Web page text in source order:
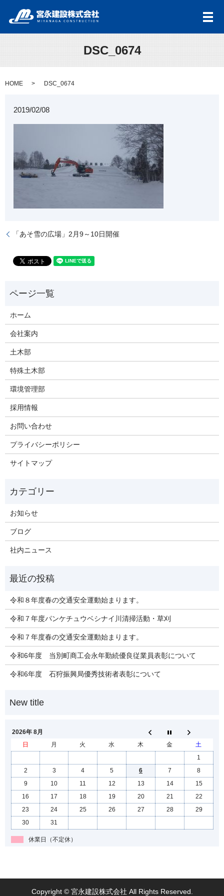
メ
DSC_0674
HOME DSC_0674
2019/02/08
「あそ雪の広場」2月9～10日開催
ホーム
会社案内
土木部
特殊土木部
環境管理部
採用情報
お問い合わせ
プライバシーポリシー
サイトマップ
お知らせ
ブログ
社内ニュース
令和８年度春の交通安全運動始まります。
令和７年度パンケチュウベシナイ川清掃活動・草刈
令和７年度春の交通安全運動始まります。
令和6年度 当別町商工会永年勤続優良従業員表彰について
令和6年度 石狩振興局優秀技術者表彰について
2026年 8月
日
月 火 水 木 金
土
1
2
3 4 5 6 7
8
9
10 11 12 13 14
15
16
17 18 19 20 21
22
23
24 25 26 27 28
29
30
31
休業日（不定休）
Copyright © 宮永建設株式会社 All Rights Reserved.